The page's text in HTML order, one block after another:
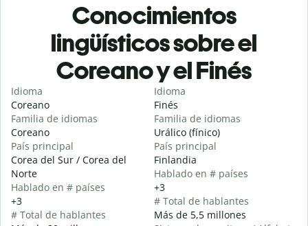
Conocimientos
lingüísticos sobre el
Coreano y el Finés
Idioma
Coreano
Familia de idiomas
Coreano
País principal
Corea del Sur / Corea del
Norte
Hablado en # países
+3
# Total de hablantes
Idioma
Finés
Familia de idiomas
Urálico (fínico)
País principal
Finlandia
Hablado en # países
+3
# Total de hablantes
Más de 5,5 millones